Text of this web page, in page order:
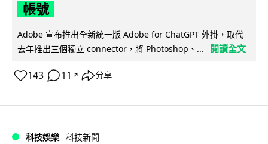
帳號
Adobe 宣布推出全新統一版 Adobe for ChatGPT 外掛，取代
去年推出三個獨立 connector，將 Photoshop、...
閱讀全文
143 11 ↗ 分享
科技娛樂 科技新聞